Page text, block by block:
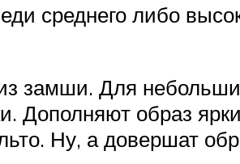
среднего либо
замши. Для
Дополняют образ
Ну, а довершат